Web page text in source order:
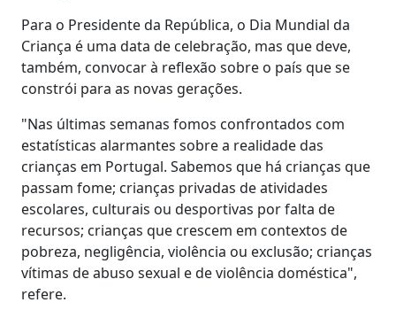
Para o Presidente da República, o Dia Mundial da
Criança é uma data de celebração, mas que deve,
também, convocar à reflexão sobre o país que se
constrói para as novas gerações.
"Nas últimas semanas fomos confrontados com
estatísticas alarmantes sobre a realidade das
crianças em Portugal. Sabemos que há crianças que
passam fome; crianças privadas de atividades
escolares, culturais ou desportivas por falta de
recursos; crianças que crescem em contextos de
pobreza, negligência, violência ou exclusão; crianças
vítimas de abuso sexual e de violência doméstica",
refere.